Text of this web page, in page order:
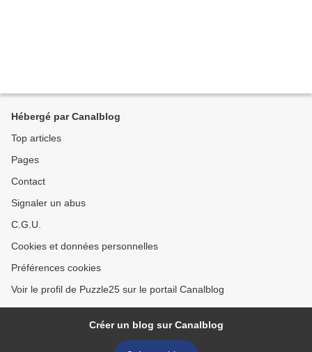
Hébergé par Canalblog
Top articles
Pages
Contact
Signaler un abus
C.G.U.
Cookies et données personnelles
Préférences cookies
Voir le profil de Puzzle25 sur le portail Canalblog
Créer un blog sur Canalblog